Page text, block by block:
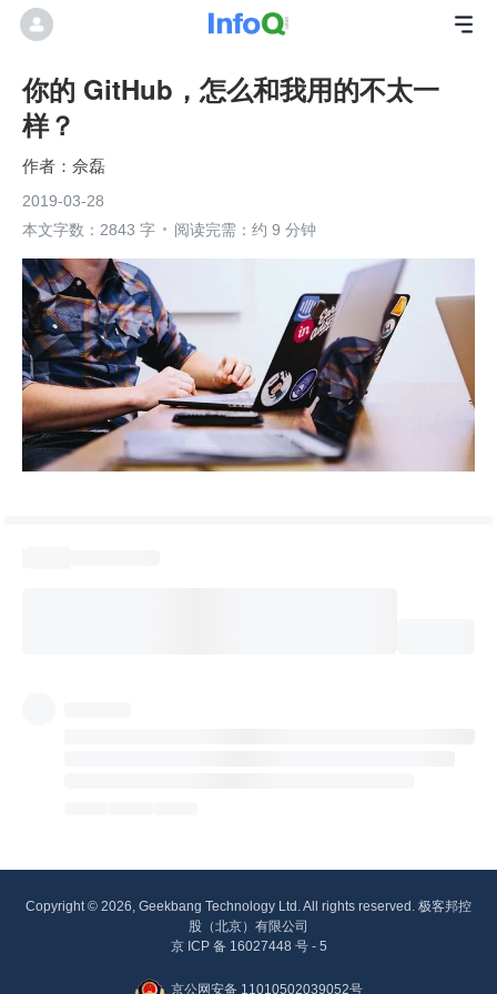
你的 GitHub，怎么和我用的不太一
样？
佘磊
2019-03-28
本文字数：2843 字
阅读完需：约 9 分钟
Copyright © 2026, Geekbang Technology Ltd. All rights reserved. 极客邦控
股（北京）有限公司
京 ICP 备 16027448 号 - 5
京公网安备 11010502039052号